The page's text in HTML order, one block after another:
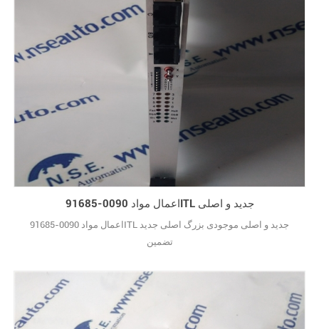
اعمال مواد 0090-91685ITL جدید و اصلی
اعمال مواد 0090-91685ITL جدید و اصلی موجودی بزرگ اصلی جدید
تضمین